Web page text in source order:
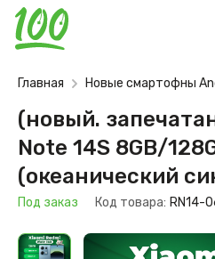
Главная Новые смартофны
(новый.
Note 14S 8GB/
(океанический
Под заказ Код товара: RN14-